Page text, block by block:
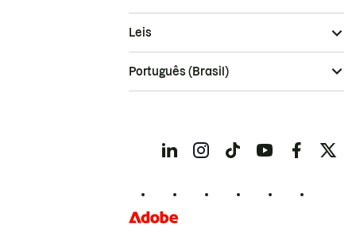
Leis
Português (Brasil)